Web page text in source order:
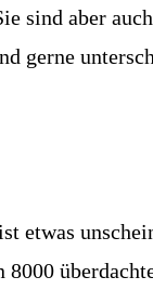
sind aber
gerne
etwas